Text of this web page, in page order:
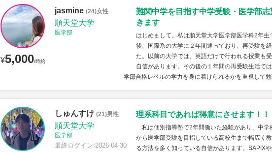
¥5,000/時給
jasmine (24)女性
順天堂大学
医学部
難関中学を目指す中学受験・医学部
きます
はじめまして。私は順天堂大学医学部医学科2年生
後、国際系の大学に２年間通っており、再受験を
た。以前の大学では、英語だけで行われる授業も
自信があります。その後の１年間の再受験生活で
学部合格レベルの学力を身に着けられるかを重視して
しゅんすけ (21)男性
順天堂大学
医学部
最終ログイン:2026-04-30
理系科目であれば得意にさせます！！
私は個別指導塾で2年間働いた経験があり、中学
から医学部受験を目指している高校生まで幅広く
る方法を多く知っている自信があります。SAPIX